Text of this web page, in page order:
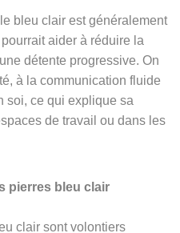
bleu clair est généralement
aider à réduire la
détente progressive. On
à la communication fluide
soi, ce qui explique sa
de travail ou dans les
pierres bleu clair
clair sont volontiers